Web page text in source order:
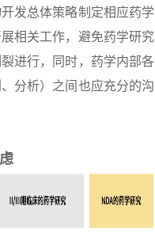
发总体策略制定相应药学
相关工作，避免药学研究
进行，同时，药学内部各
分析）之间也应充分的沟